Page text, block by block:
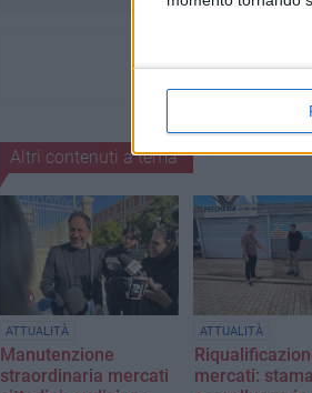
Altri contenuti a tema
ATTUALITÀ
Manutenzione
straordinaria mercati
ATTUALITÀ
mercati: